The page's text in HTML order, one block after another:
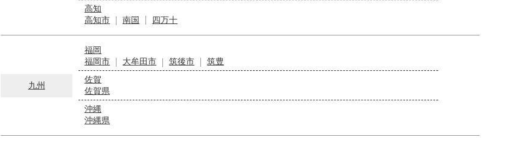
高知
高知市
南国 四万十
九州
福岡
福岡市
大牟田市 筑後市
筑豊
佐賀
佐賀県
沖縄
沖縄県